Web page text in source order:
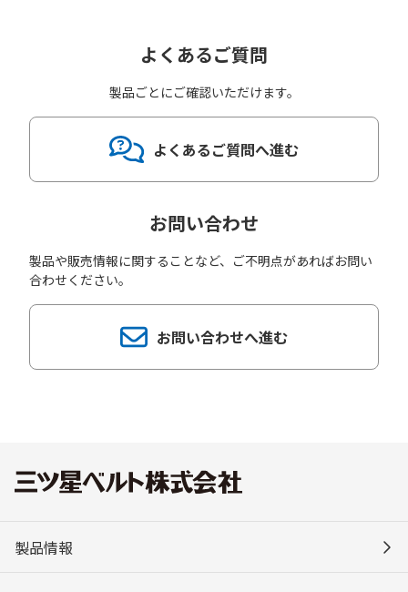
よくあるご質問
製品ごとにご確認いただけます。
よくあるご質問へ進む
お問い合わせ
製品や販売情報に関することなど、ご不明点があればお問い
合わせください。
お問い合わせへ進む
製品情報